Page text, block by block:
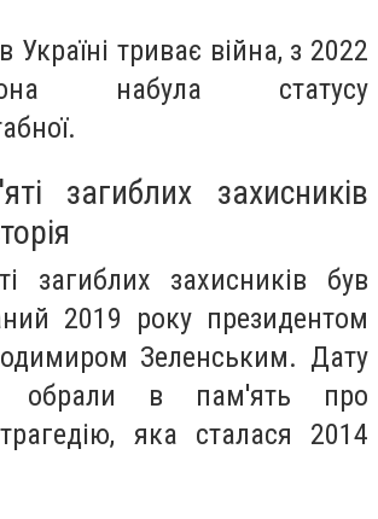
Україні триває війна, з 2022
набула статусу
загиблих захисників
загиблих захисників був
2019 року президентом
Зеленським. Дату
обрали в пам'ять про
яка сталася 2014